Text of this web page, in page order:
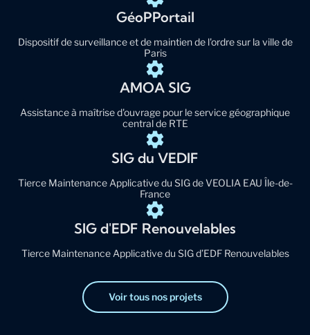
GéoPPortail
Dispositif de surveillance et de maintien de l'ordre sur la ville de
Paris
AMOA SIG
Assistance à maîtrise d'ouvrage pour le service géographique
central de RTE
SIG du VEDIF
Tierce Maintenance Applicative du SIG de VEOLIA EAU Île-de-
France
SIG d'EDF Renouvelables
Tierce Maintenance Applicative du SIG d’EDF Renouvelables
Voir tous nos projets